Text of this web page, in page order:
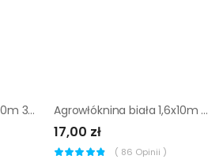
Agrowłóknina biała 2x10m 30g/m Geolia Agrowłóknina biała 1,6x10m 17g/m Geolia
17,00 zł
( 86 Opinii )